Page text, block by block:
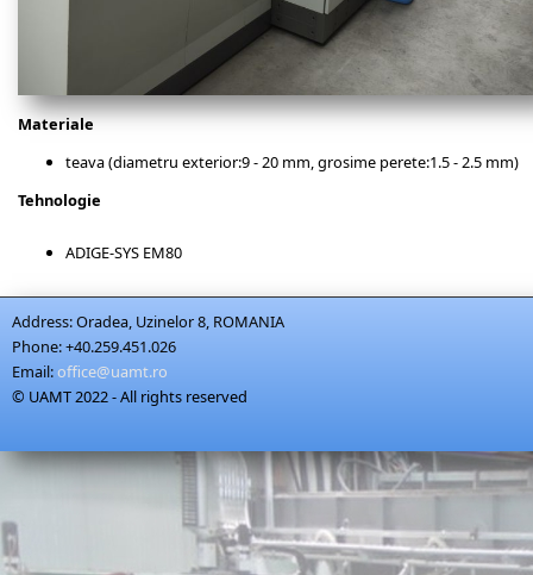
Materiale
teava (diametru exterior:9 - 20 mm, grosime perete:1.5 - 2.5 mm)
Tehnologie
ADIGE-SYS EM80
Address:Oradea, Uzinelor 8, ROMANIA
Phone:+40.259.451.026
Email:office@uamt.ro
© UAMT 2022 - All rights reserved